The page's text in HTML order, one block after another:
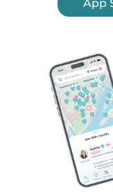
App